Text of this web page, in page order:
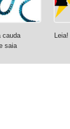
cauda
saia